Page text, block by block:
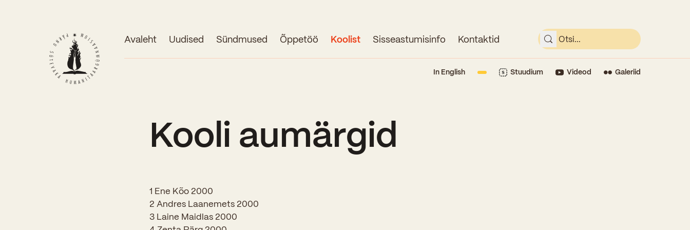
Avaleht Uudised Sündmused Õppetöö Koolist Sisseastumisinfo Kontaktid
In English Stuudium Videod Galeriid
Sündmused
Õppetöö
Kooli aumärgid
1 Ene Kõo 2000
2 Andres Laanemets 2000
3 Laine Maidlas 2000